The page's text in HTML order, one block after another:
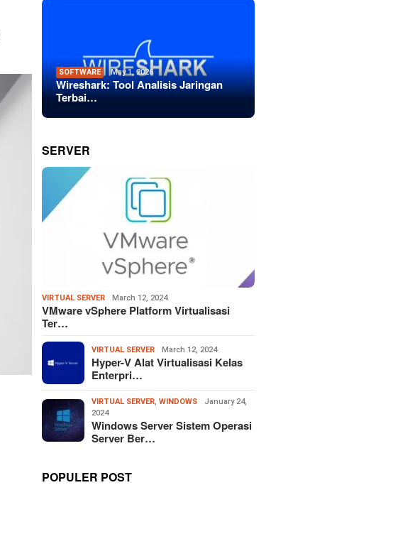
SOFTWARE May 1, 2026
Wireshark: Tool Analisis Jaringan
Terbai…
SERVER
VIRTUAL SERVER March 12, 2024
VMware vSphere Platform Virtualisasi
Ter…
VIRTUAL SERVER March 12, 2024
Hyper-V Alat Virtualisasi Kelas
Enterpri…
VIRTUAL SERVER,WINDOWS
January 24,
2024
Windows Server Sistem Operasi
Server Ber…
POPULER POST